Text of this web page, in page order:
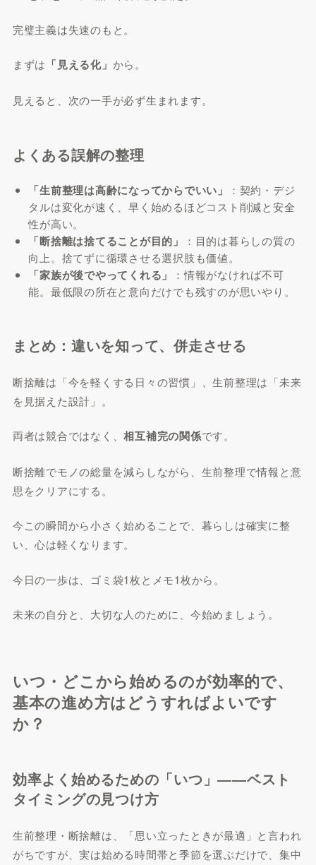
完璧主義は失速のもと。
まずは 「見える化」 から。
見えると、次の一手が必ず生まれます。
よくある誤解の整理
「生前整理は高齢になってからでいい」
：契約・デジ
タルは変化が速く、早く始めるほどコスト削減と安全
性が高い。
「断捨離は捨てることが目的」
：目的は暮らしの質の
向上。捨てずに循環させる選択肢も価値。
「家族が後でやってくれる」
：情報がなければ不可
能。最低限の所在と意向だけでも残すのが思いやり。
まとめ：違いを知って、併走させる
断捨離は「今を軽くする日々の習慣」、生前整理は「未来
を見据えた設計」。
両者は競合ではなく、相互補完の関係です。
断捨離でモノの総量を減らしながら、生前整理で情報と意
思をクリアにする。
今この瞬間から小さく始めることで、暮らしは確実に整
い、心は軽くなります。
今日の一歩は、ゴミ袋1枚とメモ1枚から。
未来の自分と、大切な人のために、今始めましょう。
いつ・どこから始めるのが効率的で、
基本の進め方はどうすればよいです
か？
効率よく始めるための「いつ」――ベスト
タイミングの見つけ方
生前整理・断捨離は、「思い立ったときが最適」と言われ
がちですが、実は始める時間帯と季節を選ぶだけで、集中